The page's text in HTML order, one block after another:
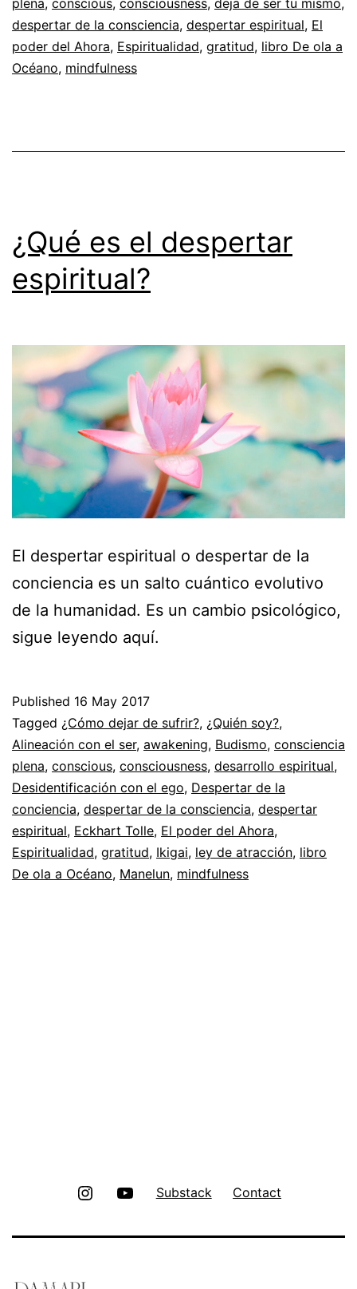
despertar de la consciencia, despertar espiritual, El
poder del Ahora, Espiritualidad, gratitud, libro De ola a
Océano, mindfulness
¿Qué es el despertar
espiritual?
El despertar espiritual o despertar de la
conciencia es un salto cuántico evolutivo
de la humanidad. Es un cambio psicológico,
sigue leyendo aquí.
Published 16 May 2017
Categorized
as
Espiritualidad
Tagged ¿Cómo dejar de sufrir?, ¿Quién soy?,
Alineación con el ser, awakening, Budismo, consciencia
plena, conscious, consciousness, desarrollo espiritual,
Desidentificación con el ego, Despertar de la
conciencia, despertar de la consciencia, despertar
espiritual, Eckhart Tolle, El poder del Ahora,
Espiritualidad, gratitud, Ikigai, ley de atracción, libro
De ola a Océano, Manelun, mindfulness
InstagramYoutube
Substack Contact